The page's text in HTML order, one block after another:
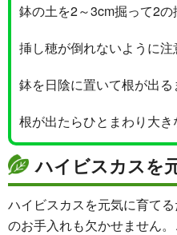
鉢の土を2～3cm掘って2
挿し穂が倒れないように
鉢を日陰に置いて根が出る
根が出たらひとまわり大
ハイビスカスを
ハイビスカスを元気に育て
のお手入れも欠かせません